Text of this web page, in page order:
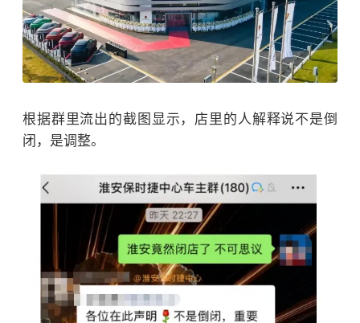
根据群里流出的截图显示，店里的人解释说不是倒
闭，是调整。